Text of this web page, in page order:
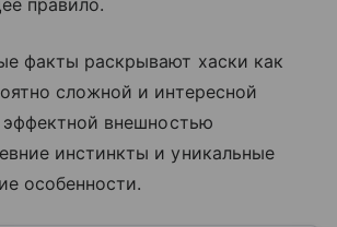
правило.
факты раскрывают хаски как
сложной и интересной
эффектной внешностью
инстинкты и уникальные
особенности.